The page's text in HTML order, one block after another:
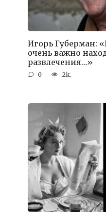
Игорь Губерман:
очень важно
развлечения…»
0 2k.